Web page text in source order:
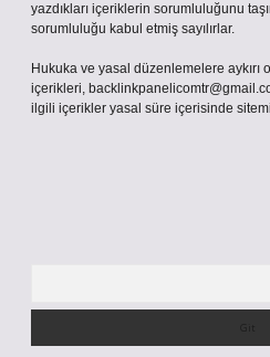
yazdıkları içeriklerin sorumluluğunu
sorumluluğu kabul etmiş sayılırlar.
Hukuka ve yasal düzenlemelere
içerikleri,
ilgili içerikler yasal süre içerisinde